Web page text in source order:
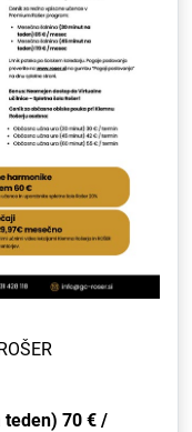
teden) 70 € /